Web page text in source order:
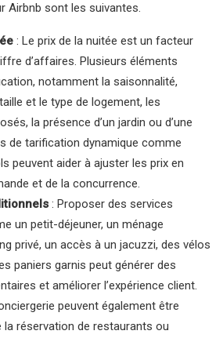
Airbnb sont les suivantes.
: Le prix de la nuitée est un facteur
d’affaires. Plusieurs éléments
notamment la saisonnalité,
et le type de logement, les
la présence d’un jardin ou d’une
de tarification dynamique comme
peuvent aider à ajuster les prix en
et de la concurrence.
: Proposer des services
un petit-déjeuner, un ménage
privé, un accès à un jacuzzi, des vélos
paniers garnis peut générer des
et améliorer l’expérience client.
peuvent également être
réservation de restaurants ou